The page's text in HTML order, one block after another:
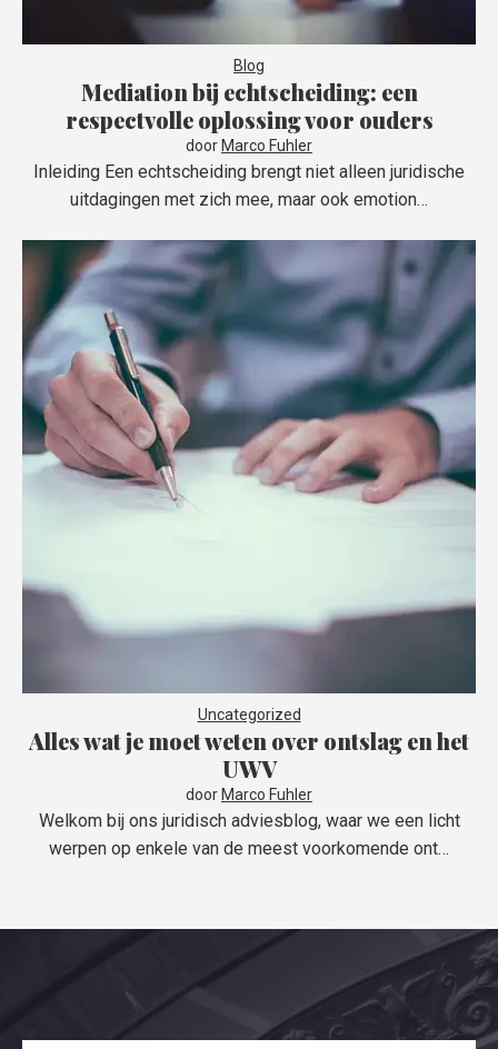
Blog
Mediation bij echtscheiding: een
respectvolle oplossing voor ouders
door Marco Fuhler
Inleiding Een echtscheiding brengt niet alleen juridische
uitdagingen met zich mee, maar ook emotion…
Uncategorized
Alles wat je moet weten over ontslag en het
UWV
door Marco Fuhler
Welkom bij ons juridisch adviesblog, waar we een licht
werpen op enkele van de meest voorkomende ont…